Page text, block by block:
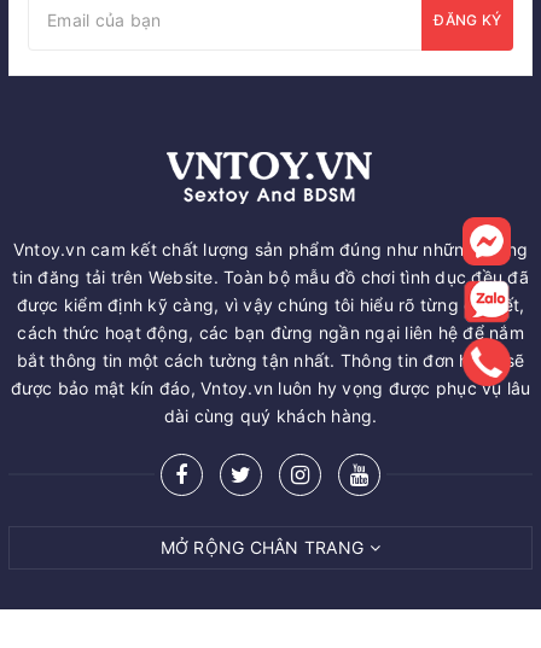
ĐĂNG KÝ
Vntoy.vn cam kết chất lượng sản phẩm đúng như những thông
tin đăng tải trên Website. Toàn bộ mẫu đồ chơi tình dục đều đã
được kiểm định kỹ càng, vì vậy chúng tôi hiểu rõ từng chi tiết,
cách thức hoạt động, các bạn đừng ngần ngại liên hệ để nắm
bắt thông tin một cách tường tận nhất. Thông tin đơn hàng sẽ
được bảo mật kín đáo, Vntoy.vn luôn hy vọng được phục vụ lâu
dài cùng quý khách hàng.
MỞ RỘNG CHÂN TRANG